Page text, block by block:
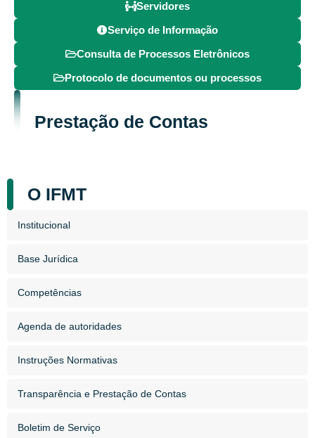
Servidores
Serviço de Informação
Consulta de Processos Eletrônicos
Protocolo de documentos ou processos
Prestação de Contas
O IFMT
Institucional
Base Jurídica
Competências
Agenda de autoridades
Instruções Normativas
Transparência e Prestação de Contas
Boletim de Serviço